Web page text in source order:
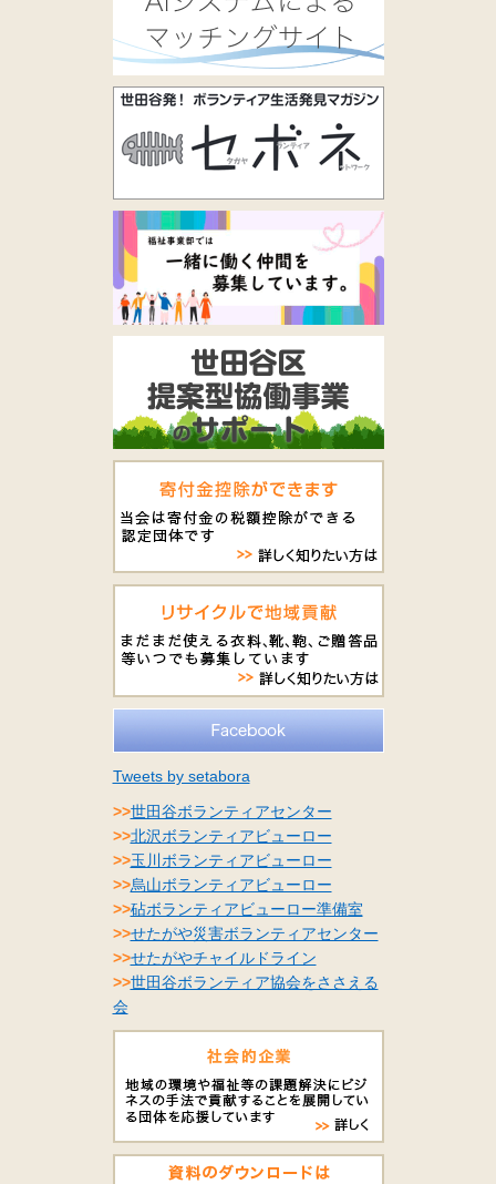
Tweets by setabora
>>世田谷ボランティアセンター
>>北沢ボランティアビューロー
>>玉川ボランティアビューロー
>>烏山ボランティアビューロー
>>砧ボランティアビューロー準備室
>>せたがや災害ボランティアセンター
>>せたがやチャイルドライン
>>世田谷ボランティア協会をささえる
会